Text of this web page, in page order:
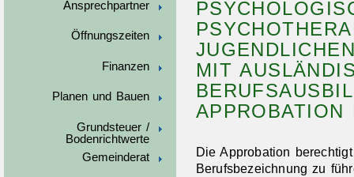
Ansprechpartner
Öffnungszeiten
Finanzen
Planen und Bauen
Grundsteuer /
Bodenrichtwerte
Gemeinderat
MIT
APPROBATION
Die Approbation
Berufsbezeichnung zu